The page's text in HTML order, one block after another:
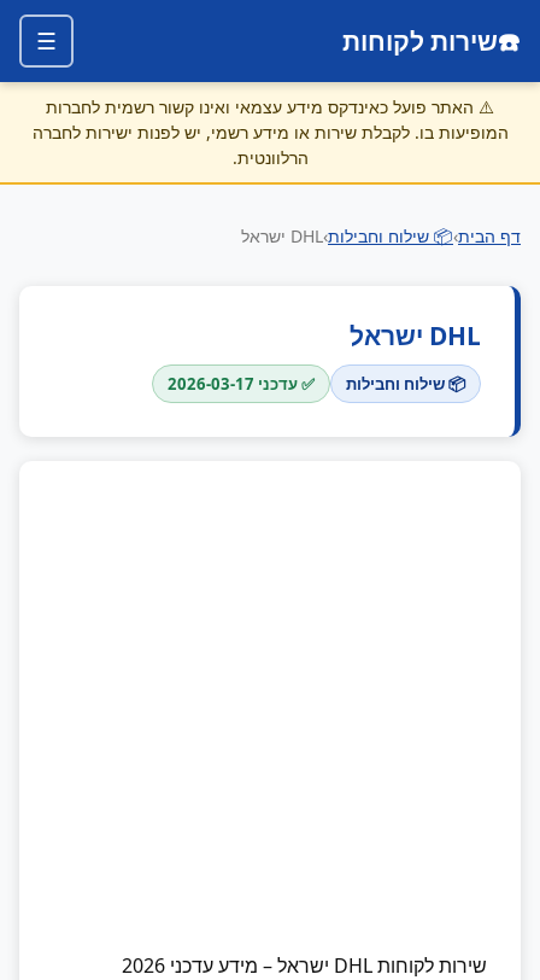
☎️שירות לקוחות ☰
⚠️ האתר פועל כאינדקס מידע עצמאי ואינו קשור רשמית לחברות
המופיעות בו. לקבלת שירות או מידע רשמי, יש לפנות ישירות לחברה
הרלוונטית.
דף הבית›📦 שילוח וחבילות› DHL ישראל
DHL ישראל
📦 שילוח וחבילות ✅ עדכני 2026-03-17
שירות לקוחות DHL ישראל – מידע עדכני 2026